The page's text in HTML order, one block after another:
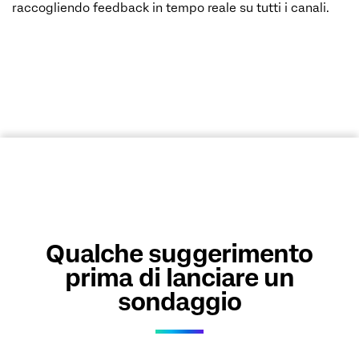
raccogliendo feedback in tempo reale su tutti i canali.
Qualche suggerimento
prima di lanciare un
sondaggio